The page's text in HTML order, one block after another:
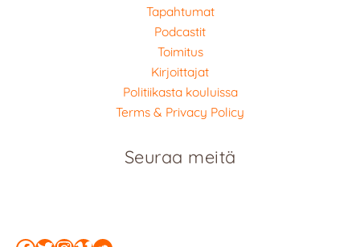
Tapahtumat
Podcastit
Toimitus
Kirjoittajat
Politiikasta kouluissa
Terms & Privacy Policy
Seuraa meitä